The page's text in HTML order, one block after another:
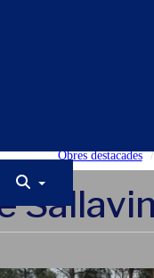
Obres destacades